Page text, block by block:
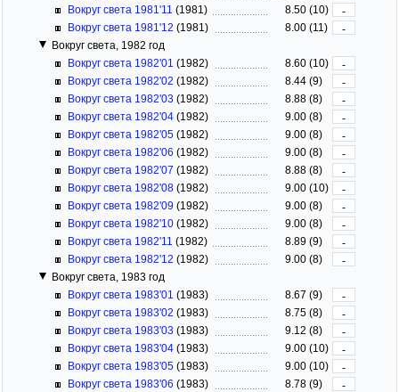
Вокруг света 1981'11 (1981) 8.50 (10)
-
Вокруг света 1981'12 (1981) 8.00 (11)
-
Вокруг света, 1982 год
Вокруг света 1982'01 (1982) 8.60 (10)
-
Вокруг света 1982'02 (1982) 8.44 (9)
-
Вокруг света 1982'03 (1982) 8.88 (8)
-
Вокруг света 1982'04 (1982) 9.00 (8)
-
Вокруг света 1982'05 (1982) 9.00 (8)
-
Вокруг света 1982'06 (1982) 9.00 (8)
-
Вокруг света 1982'07 (1982) 8.88 (8)
-
Вокруг света 1982'08 (1982) 9.00 (10)
-
Вокруг света 1982'09 (1982) 9.00 (8)
-
Вокруг света 1982'10 (1982) 9.00 (8)
-
Вокруг света 1982'11 (1982) 8.89 (9)
-
Вокруг света 1982'12 (1982) 9.00 (8)
-
Вокруг света, 1983 год
Вокруг света 1983'01 (1983) 8.67 (9)
-
Вокруг света 1983'02 (1983) 8.75 (8)
-
Вокруг света 1983'03 (1983) 9.12 (8)
-
Вокруг света 1983'04 (1983) 9.00 (10)
-
Вокруг света 1983'05 (1983) 9.00 (10)
-
Вокруг света 1983'06 (1983) 8.78 (9)
-